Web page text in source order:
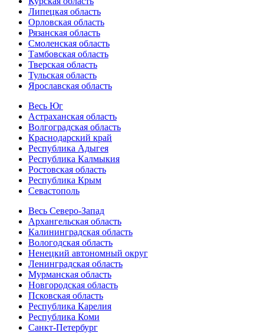
Липецкая область
Орловская область
Рязанская область
Смоленская область
Тамбовская область
Тверская область
Тульская область
Ярославская область
Весь Юг
Астраханская область
Волгоградская область
Краснодарский край
Республика Адыгея
Республика Калмыкия
Ростовская область
Республика Крым
Севастополь
Весь Северо-Запад
Архангельская область
Калининградская область
Вологодская область
Ненецкий автономный округ
Ленинградская область
Мурманская область
Новгородская область
Псковская область
Республика Карелия
Республика Коми
Санкт-Петербург